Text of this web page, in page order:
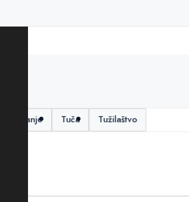
saslušanje Tuča Tužilaštvo